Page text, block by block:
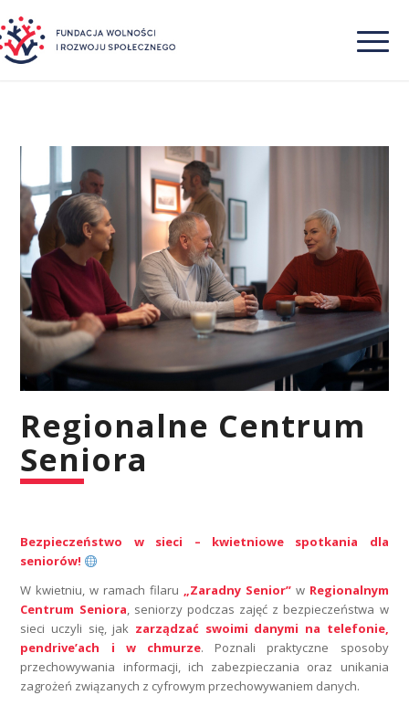
Regionalne Centrum
Seniora
Bezpieczeństwo w sieci – kwietniowe spotkania dla
seniorów!
W kwietniu, w ramach filaru „Zaradny Senior”w Regionalnym
Centrum Seniora, seniorzy podczas zajęć z bezpieczeństwa w
sieci uczyli się, jak zarządzać swoimi danymi na telefonie,
pendrive’ach i w chmurze. Poznali praktyczne sposoby
przechowywania informacji, ich zabezpieczania oraz unikania
zagrożeń związanych z cyfrowym przechowywaniem danych.